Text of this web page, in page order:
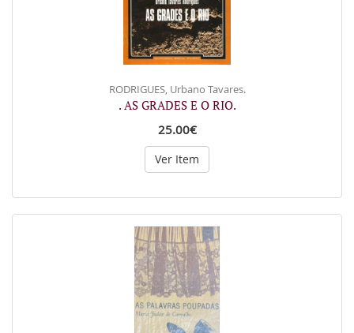
RODRIGUES, Urbano Tavares.
. AS GRADES E O RIO.
25.00€
Ver Item